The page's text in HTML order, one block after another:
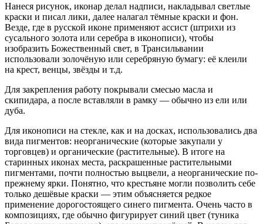
Нанеся рисунок, иконар делал надписи, накладывал светлые
краски и писал лики, далее налагал тёмные краски и фон.
Везде, где в русской иконе применяют ассист (штрихи из
сусального золота или серебра в иконописи), чтобы
изобразить Божественный свет, в Трансильвании
использовали золочёную или серебряную бумагу: её клеили
на крест, венцы, звёзды и т.д.
Для закрепления работу покрывали смесью масла и
скипидара, а после вставляли в рамку — обычно из ели или
дуба.
Для иконописи на стекле, как и на досках, использовались два
вида пигментов: неорганические (которые закупали у
торговцев) и органические (растительные). В итоге на
старинных иконах места, раскрашенные растительными
пигментами, почти полностью выцвели, а неорганические по-
прежнему ярки. Понятно, что крестьяне могли позволить себе
только дешёвые краски — этим объясняется редкое
применение дорогостоящего синего пигмента. Очень часто в
композициях, где обычно фигурирует синий цвет (туника